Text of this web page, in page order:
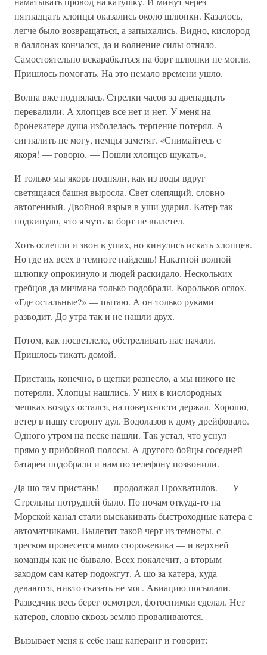
пятнадцать хлопцы оказались около шлюпки. Казалось,
легче было возвращаться, а запыхались. Видно, кислород
в баллонах кончался, да и волнение силы отняло.
Самостоятельно вскарабкаться на борт шлюпки не могли.
Пришлось помогать. На это немало времени ушло.
Волна вже поднялась. Стрелки часов за двенадцать
перевалили. А хлопцев все нет и нет. У меня на
бронекатере душа изболелась, терпение потерял. А
сигналить не могу, немцы заметят. «Снимайтесь с
якоря! — говорю. — Пошли хлопцев шукать».
И только мы якорь подняли, как из воды вдруг
светящаяся башня выросла. Свет слепящий, словно
автогенный. Двойной взрыв в уши ударил. Катер так
подкинуло, что я чуть за борт не вылетел.
Хоть ослепли и звон в ушах, но кинулись искать хлопцев.
Но где их всех в темноте найдешь! Накатной волной
шлюпку опрокинуло и людей раскидало. Нескольких
гребцов да мичмана только подобрали. Корольков оглох.
«Где остальные?» — пытаю. А он только руками
разводит. До утра так и не нашли двух.
Потом, как посветлело, обстреливать нас начали.
Пришлось тикать домой.
Пристань, конечно, в щепки разнесло, а мы никого не
потеряли. Хлопцы нашлись. У них в кислородных
мешках воздух остался, на поверхности держал. Хорошо,
ветер в нашу сторону дул. Водолазов к дому дрейфовало.
Одного утром на песке нашли. Так устал, что уснул
прямо у прибойной полосы. А другого бойцы соседней
батареи подобрали и нам по телефону позвонили.
Да шо там пристань! — продолжал Прохватилов. — У
Стрельны потрудней было. По ночам откуда-то на
Морской канал стали выскакивать быстроходные катера с
автоматчиками. Вылетит такой черт из темноты, с
треском пронесется мимо сторожевика — и верхней
команды как не бывало. Всех покалечит, а вторым
заходом сам катер подожгут. А шо за катера, куда
деваются, никто сказать не мог. Авиацию посылали.
Разведчик весь берег осмотрел, фотоснимки сделал. Нет
катеров, словно сквозь землю проваливаются.
Вызывает меня к себе наш каперанг и говорит: